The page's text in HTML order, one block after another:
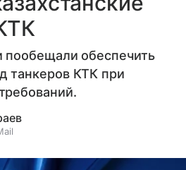
пообещали обеспечить
танкеров КТК при